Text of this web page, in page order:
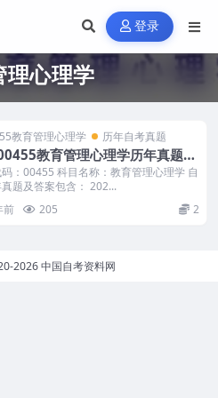
登录
理心理学
教育管理心理学 历年自考真题
教育管理心理学历年真题及
包：00455 科目名称：教育管理心理学 自
题及答案包含： 202...
前
205 2
2026中国自考资料网